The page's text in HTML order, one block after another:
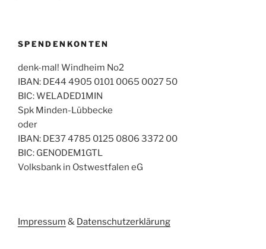
SPENDENKONTEN
denk-mal! Windheim No2
IBAN: DE44 4905 0101 0065 0027 50
BIC: WELADED1MIN
Spk Minden-Lübbecke
oder
IBAN: DE37 4785 0125 0806 3372 00
BIC: GENODEM1GTL
Volksbank in Ostwestfalen eG
Impressum & Datenschutzerklärung